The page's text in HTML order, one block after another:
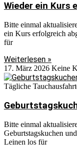
Wieder ein Kurs
Bitte einmal
ein Kurs erfolgreich
für
Weiterlesen »
17. März 2026 Keine
Tägliche
Bitte einmal
Geburtstagskuchen
Leinen los für